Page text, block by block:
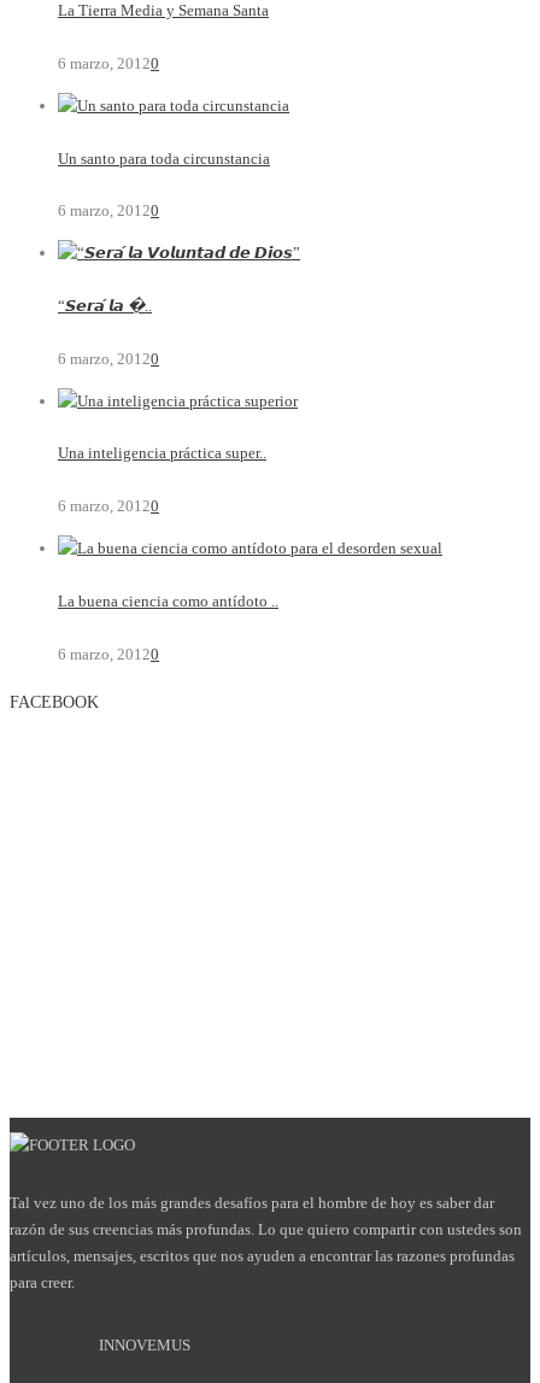
La Tierra Media y Semana Santa
6 marzo, 20120
Un santo para toda circunstancia
6 marzo, 20120
“𝙎𝙚𝙧𝙖́ 𝙡𝙖 �..
6 marzo, 20120
Una inteligencia práctica super..
6 marzo, 20120
La buena ciencia como antídoto ..
6 marzo, 20120
FACEBOOK
Tal vez uno de los más grandes desafíos para el hombre de hoy es saber dar
razón de sus creencias más profundas. Lo que quiero compartir con ustedes son
artículos, mensajes, escritos que nos ayuden a encontrar las razones profundas
para creer.
INNOVEMUS